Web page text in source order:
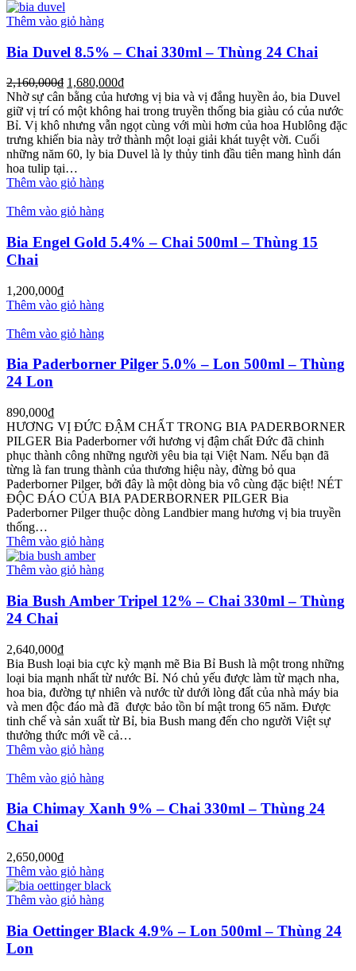
Thêm vào giỏ hàng
Bia Duvel 8.5% – Chai 330ml – Thùng 24 Chai
2,160,000₫ 1,680,000₫
Nhờ sự cân bằng của hương vị bia và vị đắng huyền ảo, bia Duvel
giữ vị trí có một không hai trong truyền thống bia giàu có của nước
Bỉ. Vị khô nhưng vẫn ngọt cùng với mùi hơm của hoa Hublông đặc
trưng khiến bia này trở thành một loại giải khát tuyệt vời. Cuối
những năm 60, ly bia Duvel là ly thủy tinh đầu tiên mang hình dán
hoa tulip tại…
Thêm vào giỏ hàng
Thêm vào giỏ hàng
Bia Engel Gold 5.4% – Chai 500ml – Thùng 15
Chai
1,200,000₫
Thêm vào giỏ hàng
Thêm vào giỏ hàng
Bia Paderborner Pilger 5.0% – Lon 500ml – Thùng
24 Lon
890,000₫
HƯƠNG VỊ ĐỨC ĐẬM CHẤT TRONG BIA PADERBORNER
PILGER Bia Paderborner với hương vị đậm chất Đức đã chinh
phục thành công những người yêu bia tại Việt Nam. Nếu bạn đã
từng là fan trung thành của thương hiệu này, đừng bỏ qua
Paderborner Pilger, bởi đây là một dòng bia vô cùng đặc biệt! NÉT
ĐỘC ĐÁO CỦA BIA PADERBORNER PILGER Bia
Paderborner Pilger thuộc dòng Landbier mang hương vị bia truyền
thống…
Thêm vào giỏ hàng
Thêm vào giỏ hàng
Bia Bush Amber Tripel 12% – Chai 330ml – Thùng
24 Chai
2,640,000₫
Bia Bush loại bia cực kỳ mạnh mẽ Bia Bỉ Bush là một trong những
loại bia mạnh nhất từ nước Bỉ. Nó chủ yếu được làm từ mạch nha,
hoa bia, đường tự nhiên và nước từ dưới lòng đất của nhà máy bia
và men độc đáo mà đã được bảo tồn bí mật trong 65 năm. Được
tinh chế và sản xuất từ Bỉ, bia Bush mang đến cho người Việt sự
thưởng thức mới về cả…
Thêm vào giỏ hàng
Thêm vào giỏ hàng
Bia Chimay Xanh 9% – Chai 330ml – Thùng 24
Chai
2,650,000₫
Thêm vào giỏ hàng
Thêm vào giỏ hàng
Bia Oettinger Black 4.9% – Lon 500ml – Thùng 24
Lon